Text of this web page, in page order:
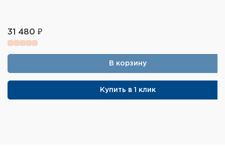
31 480 ₽
В корзину
Купить в 1 клик